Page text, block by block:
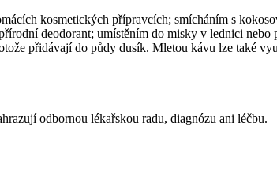
kosmetických přípravcích; smícháním s
deodorant; umístěním do misky v lednici nebo
přidávají do půdy dusík. Mletou kávu lze také
odbornou lékařskou radu, diagnózu ani léčbu.